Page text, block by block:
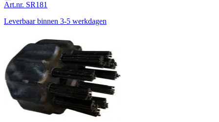
Art.nr. SR181
Leverbaar binnen 3-5 werkdagen